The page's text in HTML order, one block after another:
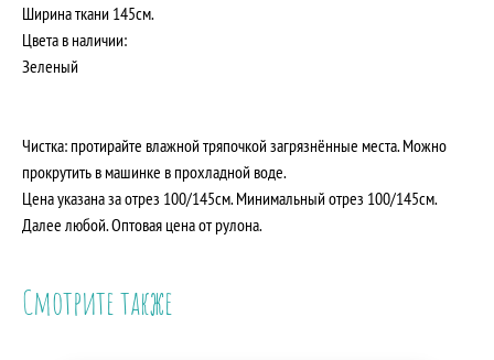
Ширина ткани 145см.
Цвета в наличии:
Зеленый
Чистка: протирайте влажной тряпочкой загрязнённые места. Можно
прокрутить в машинке в прохладной воде.
Цена указана за отрез 100/145см. Минимальный отрез 100/145см.
Далее любой. Оптовая цена от рулона.
Смотрите также